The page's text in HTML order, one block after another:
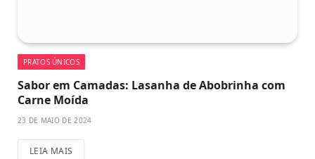
PRATOS ÚNICOS
Sabor em Camadas: Lasanha de Abobrinha com
Carne Moída
23 DE MAIO DE 2024
LEIA MAIS